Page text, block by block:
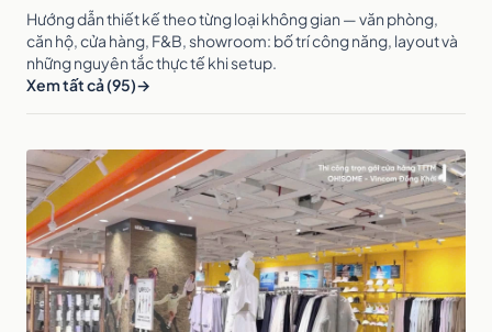
Hướng dẫn thiết kế theo từng loại không gian — văn phòng,
căn hộ, cửa hàng, F&B, showroom: bố trí công năng, layout và
những nguyên tắc thực tế khi setup.
Xem tất cả (95)